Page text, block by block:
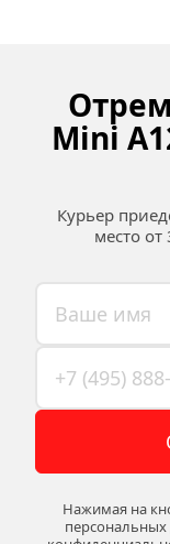
Mini
Курьер
место
Нажимая на
персональных